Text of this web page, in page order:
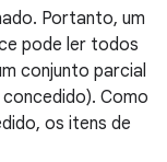
Portanto, um
pode ler todos
conjunto parcial
Como
os itens de